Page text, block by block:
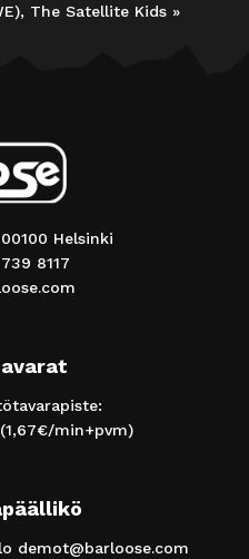
The Satellite Kids »
Helsinki
8117
(1,67€/min+pvm)
demot@barloose.com